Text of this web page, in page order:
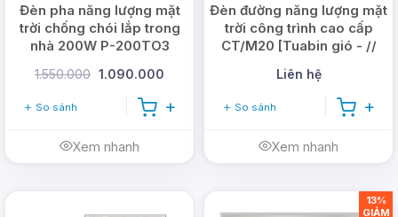
Đèn pha năng lượng mặt
trời chống chói lắp trong
nhà 200W P-200TO3
1.550.000 1.090.000
So sánh
Xem nhanh
Đèn đường năng lượng mặt
trời công trình cao cấp
CT/M20 [Tuabin gió - //
Liên hệ
So sánh
Xem nhanh
13%
GIẢM